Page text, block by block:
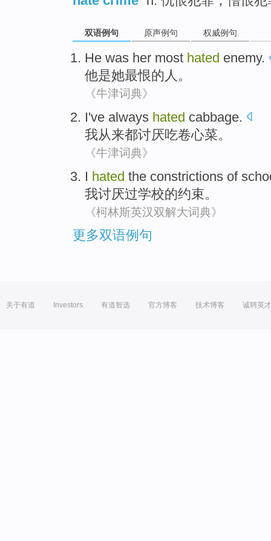
双语例句 原声例句 权威例句
He was her most hated enemy.
他是她最恨的人。
《牛津词典》
I've always hated cabbage.
我从来都讨厌吃卷心菜。
《牛津词典》
I hated the constrictions of
我讨厌过学校的约束。
《柯林斯英汉双解大词典》
更多双语例句
关于有道 Investors 有道智选 官方博客 技术博客 诚聘英才